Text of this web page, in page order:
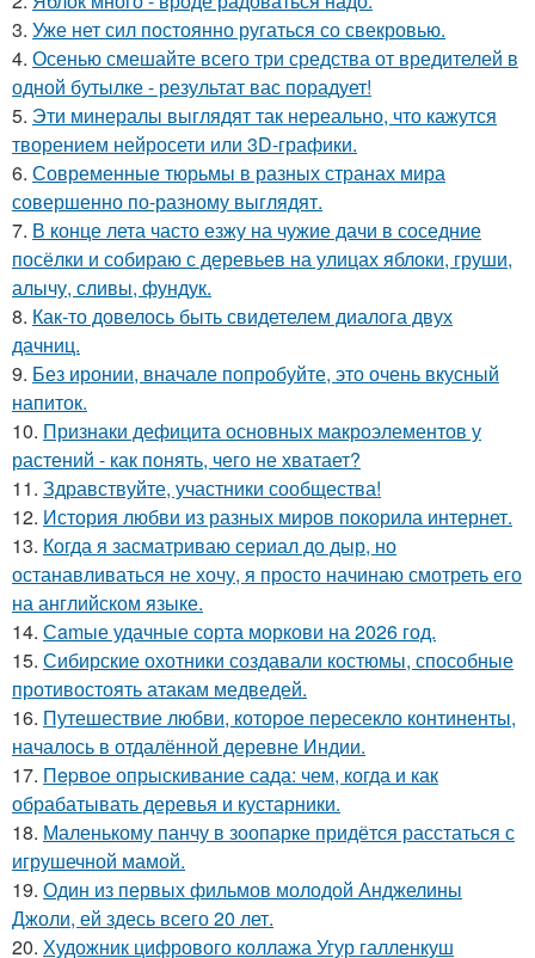
3. Уже нет сил постоянно ругаться со свекровью.
4. Осенью смешайте всего три средства от вредителей в
одной бутылке - результат вас порадует!
5. Эти минералы выглядят так нереально, что кажутся
творением нейросети или 3D-графики.
6. Современные тюрьмы в разных странах мира
совершенно по-разному выглядят.
7. В конце лета часто езжу на чужие дачи в соседние
посёлки и собираю с деревьев на улицах яблоки, груши,
алычу, сливы, фундук.
8. Как-то довелось быть свидетелем диалога двух
дачниц.
9. Без иронии, вначале попробуйте, это очень вкусный
напиток.
10. Признаки дефицита основных макроэлементов у
растений - как понять, чего не хватает?
11. Здравствуйте, участники сообщества!
12. История любви из разных миров покорила интернет.
13. Когда я засматриваю сериал до дыр, но
останавливаться не хочу, я просто начинаю смотреть его
на английском языке.
14. Сamые удачные сорта моркови на 2026 год.
15. Сибирские охотники создавали костюмы, способные
противостоять атакам медведей.
16. Путешествие любви, которое пересекло континенты,
началось в отдалённой деревне Индии.
17. Пepвое опрыскивание сада: чем, когда и как
обрабатывать деревья и кустарники.
18. Маленькому панчу в зоопарке придётся расстаться с
игрушечной мамой.
19. Один из первых фильмов молодой Анджелины
Джоли, ей здесь всего 20 лет.
20. Художник цифрового коллажа Угур галленкуш